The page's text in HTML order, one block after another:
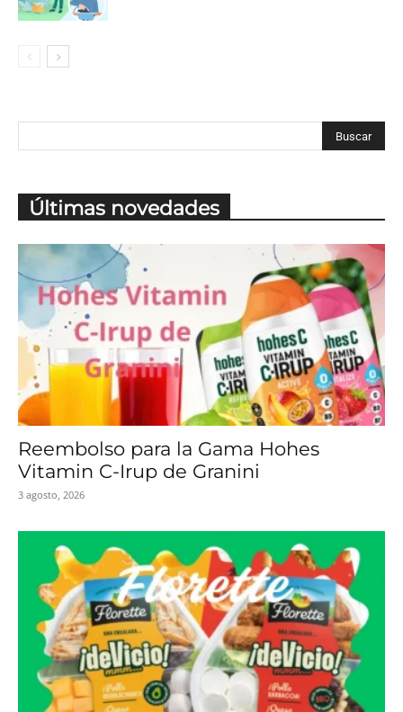
Últimas novedades
Reembolso para la Gama Hohes
Vitamin C-Irup de Granini
3 agosto, 2026